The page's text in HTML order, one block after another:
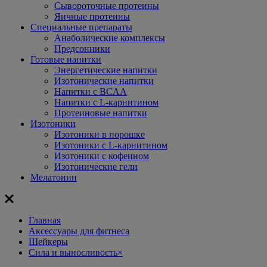
Сывороточные протеины
Яичные протеины
Специальные препараты
Анаболические комплексы
Предсонники
Готовые напитки
Энергетические напитки
Изотонические напитки
Напитки с BCAA
Напитки с L-карнитином
Протеиновые напитки
Изотоники
Изотоники в порошке
Изотоники с L-карнитином
Изотоники с кофеином
Изотонические гели
Мелатонин
Главная
Aксессуары для фитнеса
Шейкеры
Сила и выносливость×